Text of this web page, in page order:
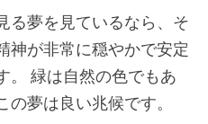
る夢を見ているなら、そ
神が非常に穏やかで安定
。 緑は自然の色でもあ
夢は良い兆候です。